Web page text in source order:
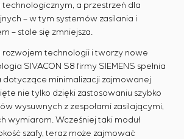
a przestrzeń dla
– w tym systemów zasilania i
– stale się zmniejsza.
rozwojem technologii i tworzy nowe
SIVACON S8 firmy SIEMENS spełnia
minimalizacji zajmowanej
nie tylko dzięki zastosowaniu szybko
wysuwnych z zespołami zasilającymi,
wymiarom. Wcześniej taki moduł
szafy, teraz może zajmować